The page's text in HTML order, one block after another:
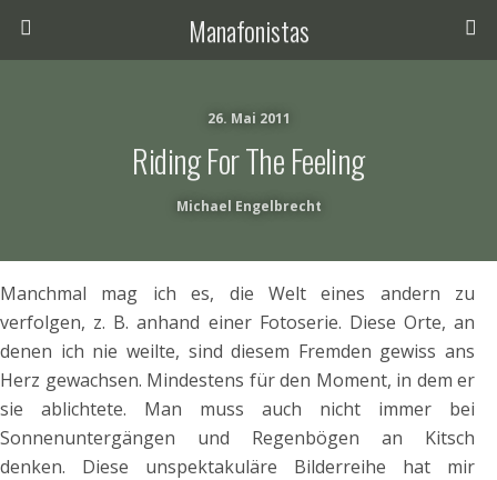
Manafonistas
26. Mai 2011
Riding For The Feeling
Michael Engelbrecht
Manchmal mag ich es, die Welt eines andern zu
verfolgen, z. B. anhand einer Fotoserie. Diese Orte, an
denen ich nie weilte, sind diesem Fremden gewiss ans
Herz gewachsen. Mindestens für den Moment, in dem er
sie ablichtete. Man muss auch nicht immer bei
Sonnenuntergängen und Regenbögen an Kitsch
denken. Diese unspektakuläre Bilderreihe hat mir